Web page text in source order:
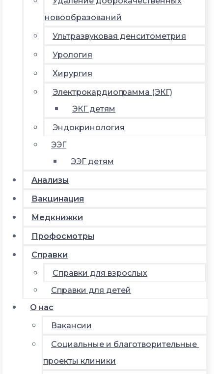
новообразований
Ультразвуковая денситометрия
Урология
Хирургия
Электрокардиограмма (ЭКГ)
ЭКГ детям
Эндокринология
ЭЭГ
ЭЭГ детям
Анализы
Вакцинация
Медкнижки
Профосмотры
Справки
Справки для взрослых
Справки для детей
О нас
Вакансии
Социальные и благотворительные
проекты клиники